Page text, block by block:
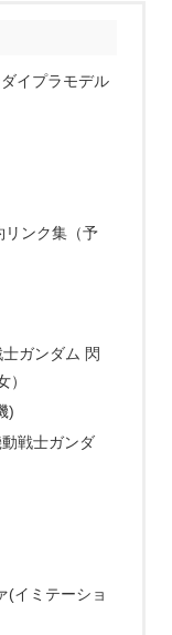
イプラモデル
リンク集（予
ガンダム 閃
)
戦士ガンダ
(イミテーショ